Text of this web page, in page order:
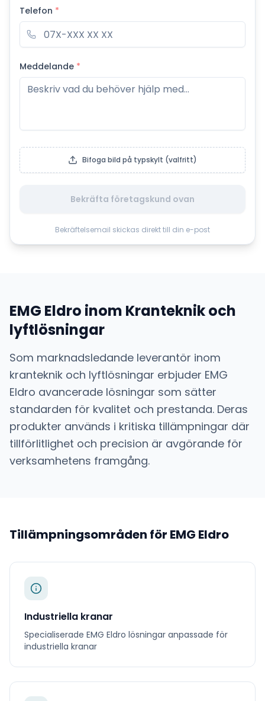
Telefon *
Meddelande *
Bifoga bild på typskylt (valfritt)
Bekräfta företagskund ovan
Bekräftelsemail skickas direkt till din e-post
EMG Eldro inom Kranteknik och
lyftlösningar
Som marknadsledande leverantör inom
kranteknik och lyftlösningar erbjuder EMG
Eldro avancerade lösningar som sätter
standarden för kvalitet och prestanda. Deras
produkter används i kritiska tillämpningar där
tillförlitlighet och precision är avgörande för
verksamhetens framgång.
Tillämpningsområden för EMG Eldro
Industriella kranar
Specialiserade EMG Eldro lösningar anpassade för
industriella kranar